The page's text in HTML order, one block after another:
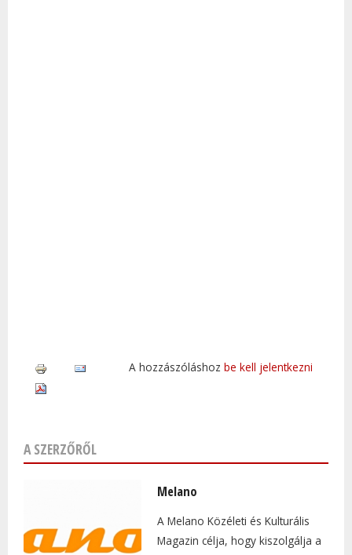
A hozzászóláshoz be kell jelentkezni
A SZERZŐRŐL
Melano
A Melano Közéleti és Kulturális
Magazin célja, hogy kiszolgálja a